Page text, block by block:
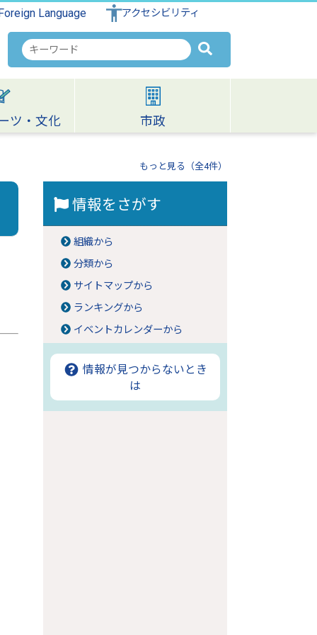
Language アクセシビリティ
検
索
キ
ワ
ー
ツ・文化 市政
もっと見る（全4件）
情報をさがす
組織から
分類から
サイトマップから
ランキングから
イベントカレンダーから
情報が見つからないとき
は